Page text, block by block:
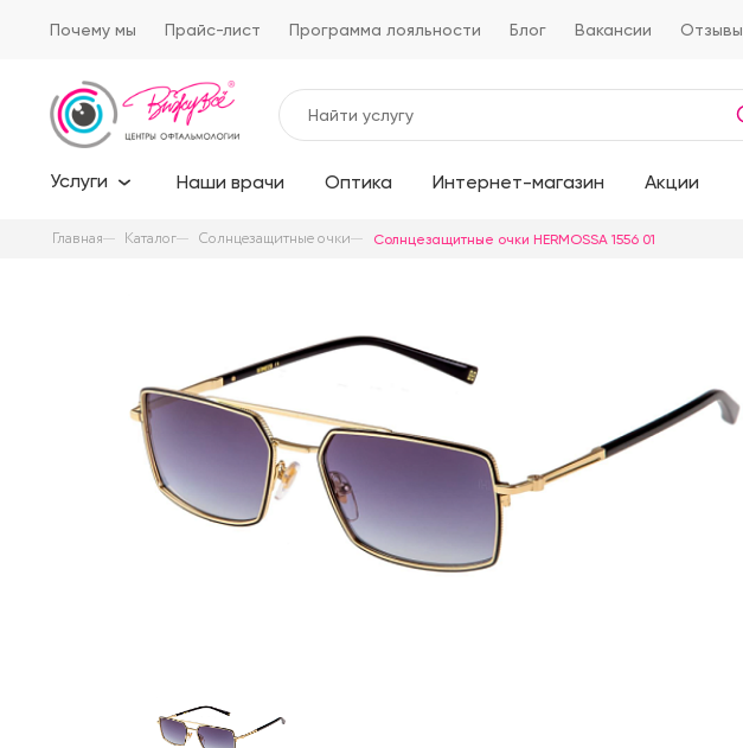
Почему мы Прайс-лист Программа лояльности Блог Вакансии Отзывы
Услуги Наши врачи Оптика Интернет-магазин Акции
Главная Каталог Солнцезащитные очки Солнцезащитные очки HERMOSSA 1556 01